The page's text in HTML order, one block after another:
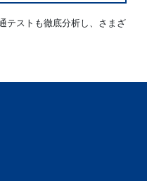
テストも徹底分析し、さまざ